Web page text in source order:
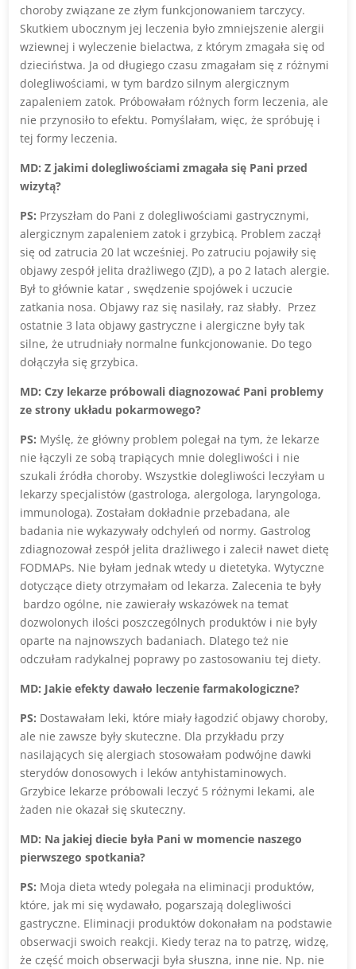
choroby związane ze złym funkcjonowaniem tarczycy.
Skutkiem ubocznym jej leczenia było zmniejszenie alergii
wziewnej i wyleczenie bielactwa, z którym zmagała się od
dzieciństwa. Ja od długiego czasu zmagałam się z różnymi
dolegliwościami, w tym bardzo silnym alergicznym
zapaleniem zatok. Próbowałam różnych form leczenia, ale
nie przynosiło to efektu. Pomyślałam, więc, że spróbuję i
tej formy leczenia.
MD: Z jakimi dolegliwościami zmagała się Pani przed
wizytą?
PS: Przyszłam do Pani z dolegliwościami gastrycznymi,
alergicznym zapaleniem zatok i grzybicą. Problem zaczął
się od zatrucia 20 lat wcześniej. Po zatruciu pojawiły się
objawy zespół jelita drażliwego (ZJD), a po 2 latach alergie.
Był to głównie katar , swędzenie spojówek i uczucie
zatkania nosa. Objawy raz się nasilały, raz słabły. Przez
ostatnie 3 lata objawy gastryczne i alergiczne były tak
silne, że utrudniały normalne funkcjonowanie. Do tego
dołączyła się grzybica.
MD: Czy lekarze próbowali diagnozować Pani problemy
ze strony układu pokarmowego?
PS: Myślę, że główny problem polegał na tym, że lekarze
nie łączyli ze sobą trapiących mnie dolegliwości i nie
szukali źródła choroby. Wszystkie dolegliwości leczyłam u
lekarzy specjalistów (gastrologa, alergologa, laryngologa,
immunologa). Zostałam dokładnie przebadana, ale
badania nie wykazywały odchyleń od normy. Gastrolog
zdiagnozował zespół jelita drażliwego i zalecił nawet dietę
FODMAPs. Nie byłam jednak wtedy u dietetyka. Wytyczne
dotyczące diety otrzymałam od lekarza. Zalecenia te były
bardzo ogólne, nie zawierały wskazówek na temat
dozwolonych ilości poszczególnych produktów i nie były
oparte na najnowszych badaniach. Dlatego też nie
odczułam radykalnej poprawy po zastosowaniu tej diety.
MD: Jakie efekty dawało leczenie farmakologiczne?
PS: Dostawałam leki, które miały łagodzić objawy choroby,
ale nie zawsze były skuteczne. Dla przykładu przy
nasilających się alergiach stosowałam podwójne dawki
sterydów donosowych i leków antyhistaminowych.
Grzybice lekarze próbowali leczyć 5 różnymi lekami, ale
żaden nie okazał się skuteczny.
MD: Na jakiej diecie była Pani w momencie naszego
pierwszego spotkania?
PS: Moja dieta wtedy polegała na eliminacji produktów,
które, jak mi się wydawało, pogarszają dolegliwości
gastryczne. Eliminacji produktów dokonałam na podstawie
obserwacji swoich reakcji. Kiedy teraz na to patrzę, widzę,
że część moich obserwacji była słuszna, inne nie. Np. nie